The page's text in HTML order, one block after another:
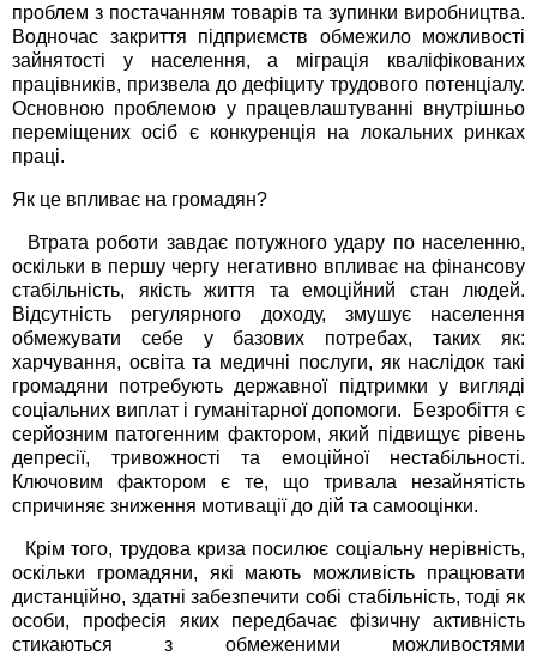
проблем з постачанням товарів та зупинки виробництва.
Водночас закриття підприємств обмежило можливості
зайнятості у населення, а міграція кваліфікованих
працівників, призвела до дефіциту трудового потенціалу.
Основною проблемою у працевлаштуванні внутрішньо
переміщених осіб є конкуренція на локальних ринках
праці.
Як це впливає на громадян?
Втрата роботи завдає потужного удару по населенню,
оскільки в першу чергу негативно впливає на фінансову
стабільність, якість життя та емоційний стан людей.
Відсутність регулярного доходу, змушує населення
обмежувати себе у базових потребах, таких як:
харчування, освіта та медичні послуги, як наслідок такі
громадяни потребують державної підтримки у вигляді
соціальних виплат і гуманітарної допомоги. Безробіття є
серйозним патогенним фактором, який підвищує рівень
депресії, тривожності та емоційної нестабільності.
Ключовим фактором є те, що тривала незайнятість
спричиняє зниження мотивації до дій та самооцінки.
Крім того, трудова криза посилює соціальну нерівність,
оскільки громадяни, які мають можливість працювати
дистанційно, здатні забезпечити собі стабільність, тоді як
особи, професія яких передбачає фізичну активність
стикаються з обмеженими можливостями